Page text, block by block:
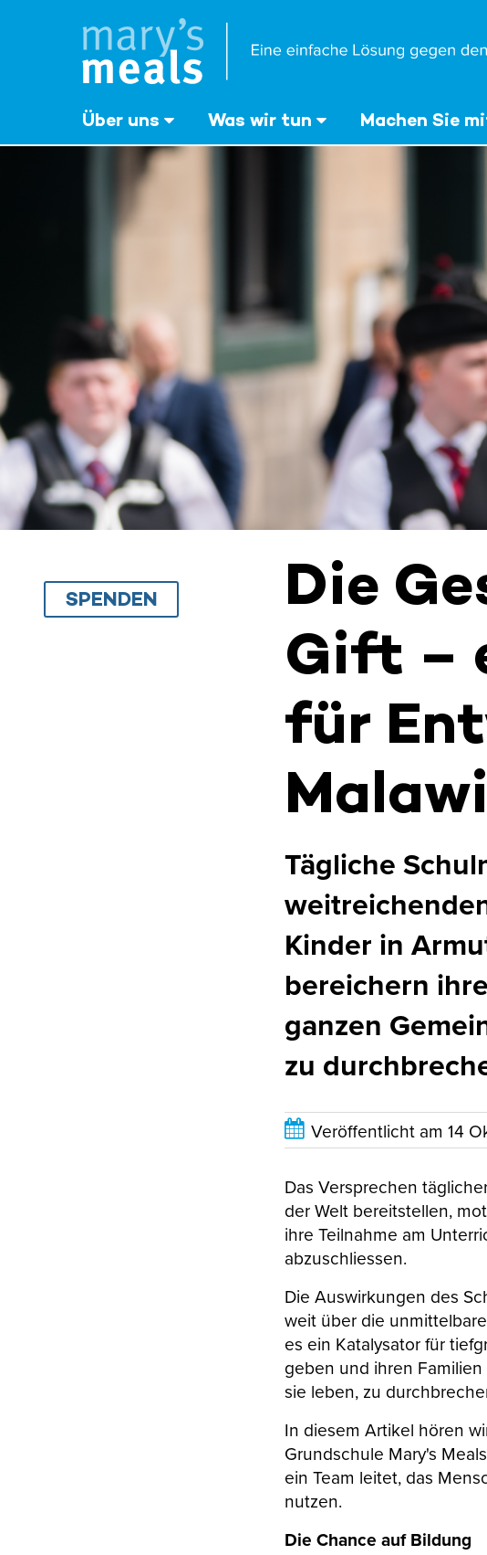
‎Über uns Was wir tun Machen Sie
Die
Gift –
für
Malawi
Tägliche
Kinder in
bereichern
ganzen
zu
SPENDEN
Veröffentlicht am 14
Das Versprechen
der Welt bereitstellen,
ihre Teilnahme am
abzuschliessen.
Die Auswirkungen des
weit über die
es ein Katalysator für
geben und ihren
sie leben, zu
In diesem Artikel hören
Grundschule Mary's
ein Team leitet, das
nutzen.
Die Chance auf Bildung